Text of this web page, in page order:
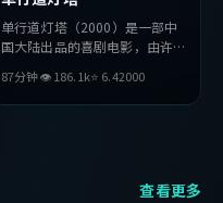
单行道灯塔（2000）是一部中
国大陆出品的喜剧电影，由许鞍
珀、王凯等主演。影片在叙事与
视听上力求突破，探讨人性与抉
87分钟👁186.1k⭐ 6.42000
查看更多